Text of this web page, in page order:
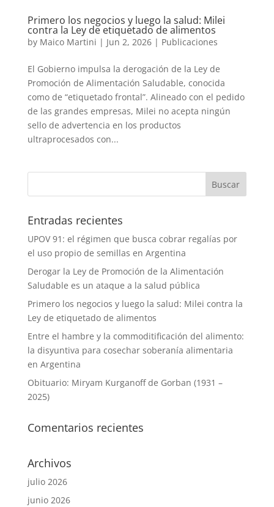
Primero los negocios y luego la salud: Milei
contra la Ley de etiquetado de alimentos
by Maico Martini | Jun 2, 2026| Publicaciones
El Gobierno impulsa la derogación de la Ley de
Promoción de Alimentación Saludable, conocida
como de “etiquetado frontal”. Alineado con el pedido
de las grandes empresas, Milei no acepta ningún
sello de advertencia en los productos
ultraprocesados con...
Entradas recientes
UPOV 91: el régimen que busca cobrar regalías por
el uso propio de semillas en Argentina
Derogar la Ley de Promoción de la Alimentación
Saludable es un ataque a la salud pública
Primero los negocios y luego la salud: Milei contra la
Ley de etiquetado de alimentos
Entre el hambre y la commoditificación del alimento:
la disyuntiva para cosechar soberanía alimentaria
en Argentina
Obituario: Miryam Kurganoff de Gorban (1931 –
2025)
Comentarios recientes
Archivos
julio 2026
junio 2026